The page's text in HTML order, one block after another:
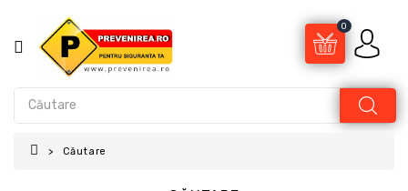
0
Căutare